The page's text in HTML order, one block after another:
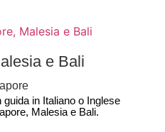
e Bali
in Italiano o Inglese
Malesia e Bali.